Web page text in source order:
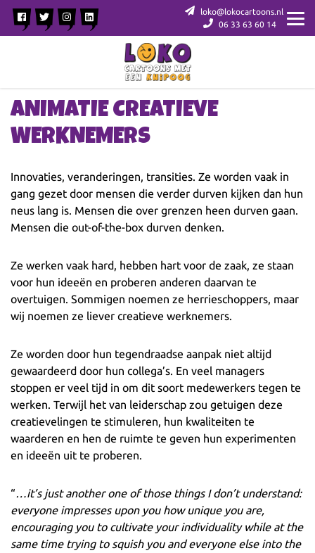
loko@lokocartoons.nl
06 33 63 60 14
ANIMATIE CREATIEVE
WERKNEMERS
Innovaties, veranderingen, transities. Ze worden vaak in
gang gezet door mensen die verder durven kijken dan hun
neus lang is. Mensen die over grenzen heen durven gaan.
Mensen die out-of-the-box durven denken.
Ze werken vaak hard, hebben hart voor de zaak, ze staan
voor hun ideeën en proberen anderen daarvan te
overtuigen. Sommigen noemen ze herrieschoppers, maar
wij noemen ze liever creatieve werknemers.
Ze worden door hun tegendraadse aanpak niet altijd
gewaardeerd door hun collega’s. En veel managers
stoppen er veel tijd in om dit soort medewerkers tegen te
werken. Terwijl het van leiderschap zou getuigen deze
creatievelingen te stimuleren, hun kwaliteiten te
waarderen en hen de ruimte te geven hun experimenten
en ideeën uit te proberen.
“ …it’s just another one of those things I don’t understand:
everyone impresses upon you how unique you are,
encouraging you to cultivate your individuality while at the
same time trying to squish you and everyone else into the